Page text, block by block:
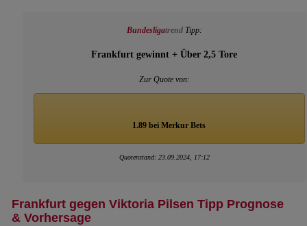
Bundesligatrend Tipp:
Frankfurt gewinnt + Über 2,5 Tore
Zur Quote von:
1.89 bei Merkur Bets
Quotenstand: 23.09.2024, 17:12
Frankfurt gegen Viktoria Pilsen Tipp Prognose
& Vorhersage